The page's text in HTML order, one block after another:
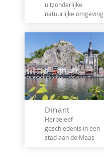
uitzonderlijke
natuurlijke omgeving
Dinant
Herbeleef
geschiedenis in een
stad aan de Maas